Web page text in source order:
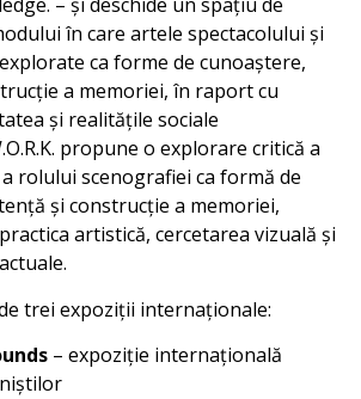
– și deschide un spațiu de
în care artele spectacolului și
ca forme de cunoaștere,
a memoriei, în raport cu
și realitățile sociale
propune o explorare critică a
rolului scenografiei ca formă de
și construcție a memoriei,
artistică, cercetarea vizuală și
trei expoziții internaționale:
– expoziție internațională